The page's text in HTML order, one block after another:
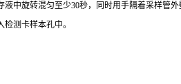
中旋转混匀至少30秒，同时用手隔着采样管
测卡样本孔中。